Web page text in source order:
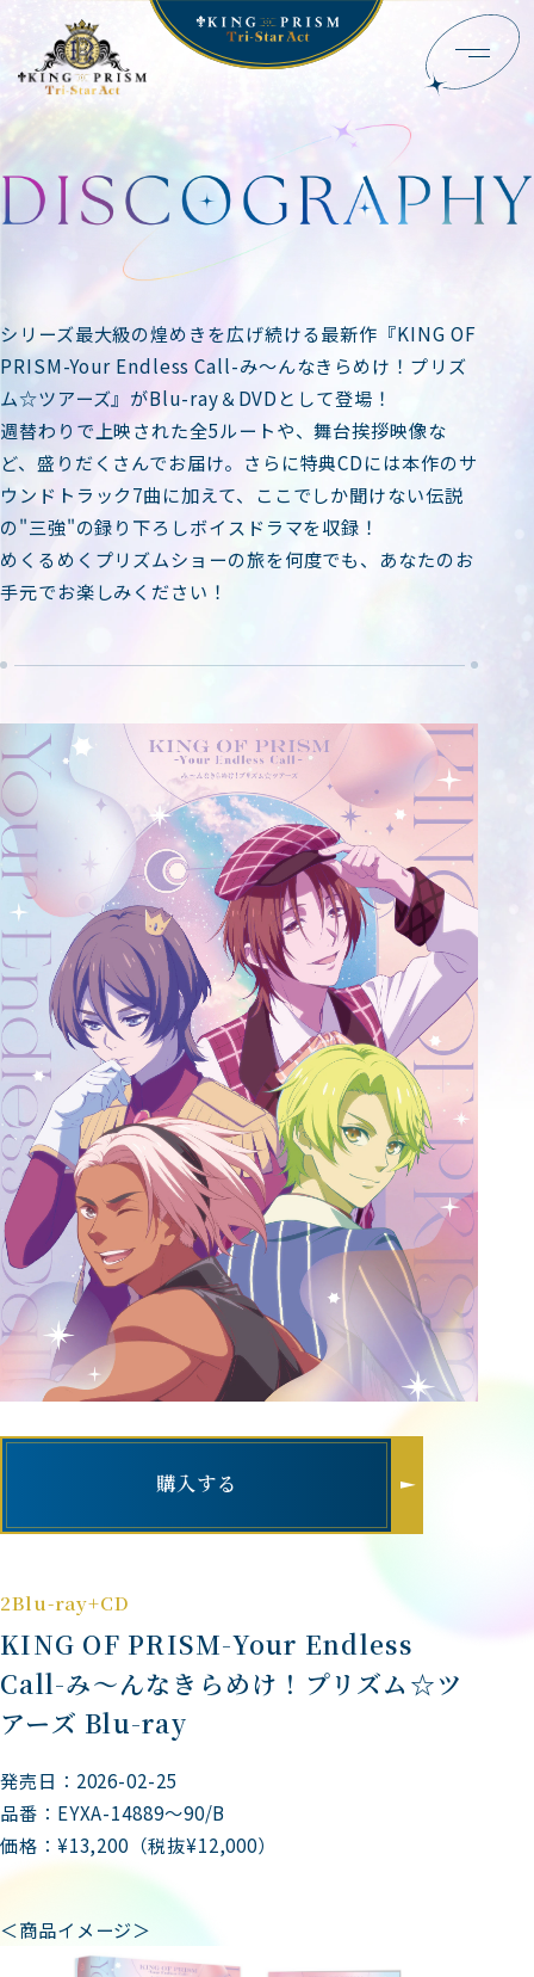
シリーズ最大級の煌めきを広げ続ける最新作『KING OF
PRISM-Your Endless Call-み～んなきらめけ！プリズ
ム☆ツアーズ』がBlu-ray＆DVDとして登場！
週替わりで上映された全5ルートや、舞台挨拶映像な
ど、盛りだくさんでお届け。さらに特典CDには本作のサ
ウンドトラック7曲に加えて、ここでしか聞けない伝説
の"三強"の録り下ろしボイスドラマを収録！
めくるめくプリズムショーの旅を何度でも、あなたのお
手元でお楽しみください！
購入する
2Blu-ray+CD
KING OF PRISM-Your Endless
Call-み～んなきらめけ！プリズム☆ツ
アーズ Blu-ray
発売日：2026-02-25
品番：EYXA-14889～90/B
価格：¥13,200（税抜¥12,000）
＜商品イメージ＞